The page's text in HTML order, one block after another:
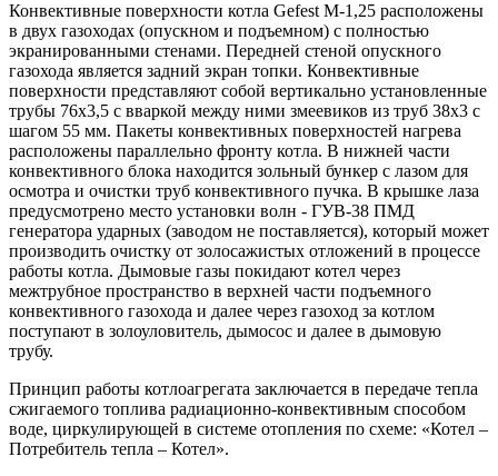
Конвективные поверхности котла Gefest M-1,25 расположены
в двух газоходах (опускном и подъемном) с полностью
экранированными стенами. Передней стеной опускного
газохода является задний экран топки. Конвективные
поверхности представляют собой вертикально установленные
трубы 76х3,5 с вваркой между ними змеевиков из труб 38х3 с
шагом 55 мм. Пакеты конвективных поверхностей нагрева
расположены параллельно фронту котла. В нижней части
конвективного блока находится зольный бункер с лазом для
осмотра и очистки труб конвективного пучка. В крышке лаза
предусмотрено место установки волн - ГУВ-38 ПМД
генератора ударных (заводом не поставляется), который может
производить очистку от золосажистых отложений в процессе
работы котла. Дымовые газы покидают котел через
межтрубное пространство в верхней части подъемного
конвективного газохода и далее через газоход за котлом
поступают в золоуловитель, дымосос и далее в дымовую
трубу.
Принцип работы котлоагрегата заключается в передаче тепла
сжигаемого топлива радиационно-конвективным способом
воде, циркулирующей в системе отопления по схеме: «Котел –
Потребитель тепла – Котел».